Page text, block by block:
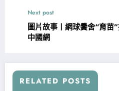
Next post
圖片故事丨網球黌舍“育苗
中國網
RELATED POSTS